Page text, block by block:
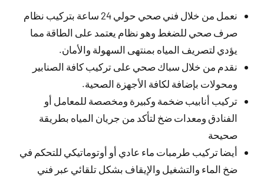
نعمل من خلال فني صحي حولي 24 ساعة بتركيب نظام
صرف صحي للضغط وهو نظام يعتمد على الطاقة مما
يؤدي لتصريف المياه بمنتهى السهولة والأمان.
نقدم من خلال سباك صحي على تركيب كافة الصنابير
ومحولات بإضافة لكافة الأجهزة الصحية.
تركيب أنابيب ضخمة وكبيرة ومخصصة للمعامل أو
الفنادق ومعدات ضخ لتأكد من جريان المياه بطريقة
صحيحة
أيضا تركيب طرمبات ماء عادي أو أوتوماتيكي للتحكم في
ضخ الماء والتشغيل والإيقاف بشكل تلقائي عبر فني